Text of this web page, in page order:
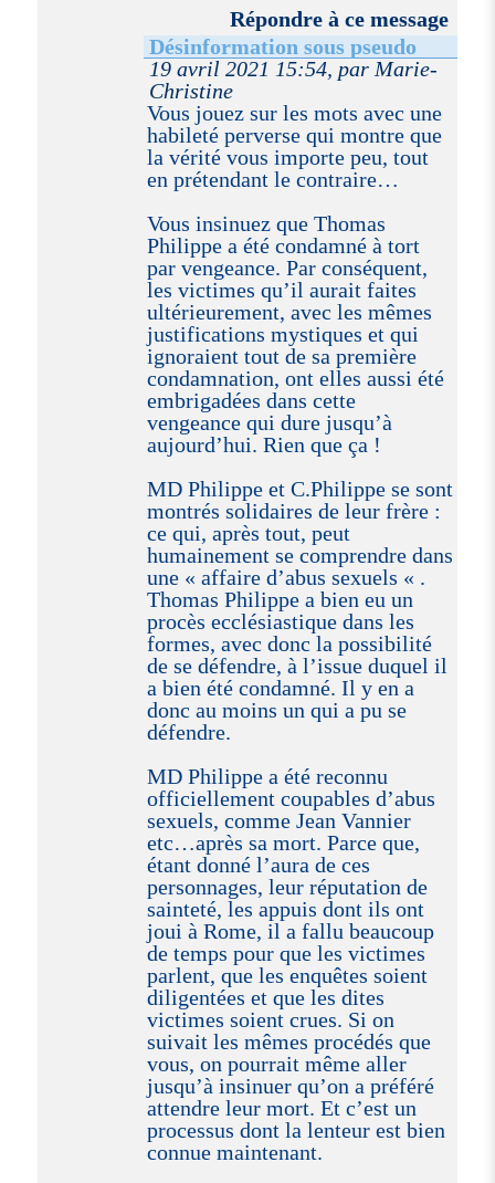
Répondre à ce message
Désinformation sous pseudo
19 avril 2021 15:54, par Marie-
Christine
Vous jouez sur les mots avec une
habileté perverse qui montre que
la vérité vous importe peu, tout
en prétendant le contraire…
Vous insinuez que Thomas
Philippe a été condamné à tort
par vengeance. Par conséquent,
les victimes qu’il aurait faites
ultérieurement, avec les mêmes
justifications mystiques et qui
ignoraient tout de sa première
condamnation, ont elles aussi été
embrigadées dans cette
vengeance qui dure jusqu’à
aujourd’hui. Rien que ça !
MD Philippe et C.Philippe se sont
montrés solidaires de leur frère :
ce qui, après tout, peut
humainement se comprendre dans
une « affaire d’abus sexuels « .
Thomas Philippe a bien eu un
procès ecclésiastique dans les
formes, avec donc la possibilité
de se défendre, à l’issue duquel il
a bien été condamné. Il y en a
donc au moins un qui a pu se
défendre.
MD Philippe a été reconnu
officiellement coupables d’abus
sexuels, comme Jean Vannier
etc…après sa mort. Parce que,
étant donné l’aura de ces
personnages, leur réputation de
sainteté, les appuis dont ils ont
joui à Rome, il a fallu beaucoup
de temps pour que les victimes
parlent, que les enquêtes soient
diligentées et que les dites
victimes soient crues. Si on
suivait les mêmes procédés que
vous, on pourrait même aller
jusqu’à insinuer qu’on a préféré
attendre leur mort. Et c’est un
processus dont la lenteur est bien
connue maintenant.